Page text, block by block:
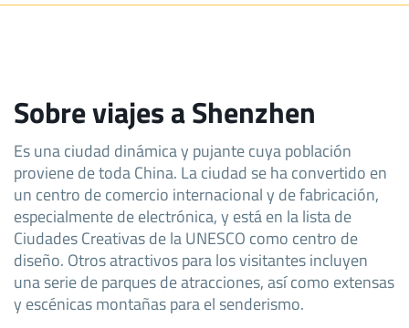
Sobre viajes a Shenzhen
Es una ciudad dinámica y pujante cuya población
proviene de toda China. La ciudad se ha convertido en
un centro de comercio internacional y de fabricación,
especialmente de electrónica, y está en la lista de
Ciudades Creativas de la UNESCO como centro de
diseño. Otros atractivos para los visitantes incluyen
una serie de parques de atracciones, así como extensas
y escénicas montañas para el senderismo.